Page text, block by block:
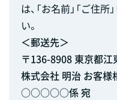
は、「お名前」「ご住
い。
＜郵送先＞
〒136-8908 東京都
株式会社 明治 お客様
○○○○○係 宛